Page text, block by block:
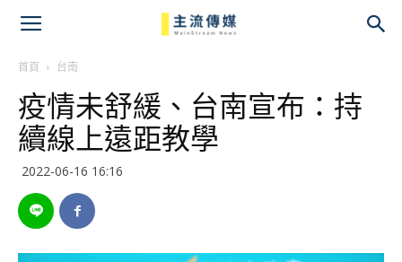
首頁 台南
疫情未舒緩、台南宣布：持
續線上遠距教學
2022-06-16 16:16